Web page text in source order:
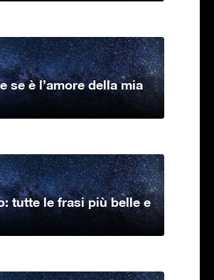
se è l’amore della mia
tutte le frasi più belle e